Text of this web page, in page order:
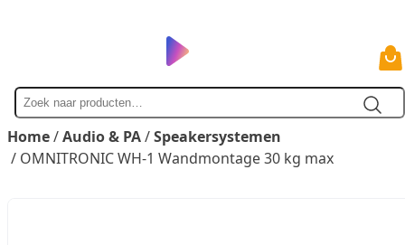
Zoek
naar
Home/Audio & PA/Speakersystemen
/ OMNITRONIC WH-1 Wandmontage 30 kg max